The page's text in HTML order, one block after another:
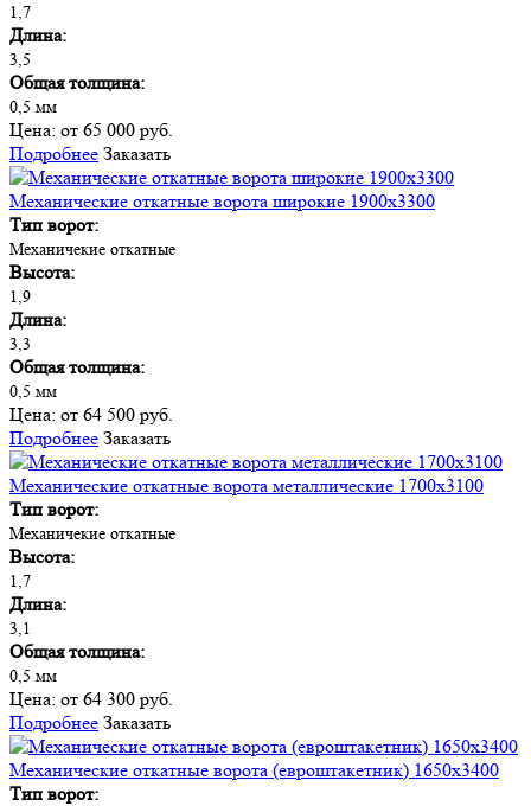
1,7
Длина:
3,5
Общая толщина:
0,5 мм
Цена: от 65 000 руб.
Подробнее Заказать
Механические откатные ворота широкие 1900х3300
Тип ворот:
Механичекие откатные
Высота:
1,9
Длина:
3,3
Общая толщина:
0,5 мм
Цена: от 64 500 руб.
Подробнее Заказать
Механические откатные ворота металлические 1700х3100
Тип ворот:
Механичекие откатные
Высота:
1,7
Длина:
3,1
Общая толщина:
0,5 мм
Цена: от 64 300 руб.
Подробнее Заказать
Механические откатные ворота (евроштакетник) 1650х3400
Тип ворот: